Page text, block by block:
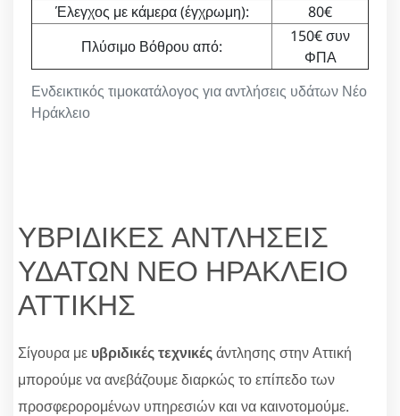
Ενδεικτικός τιμοκατάλογος για αντλήσεις υδάτων Νέο
Ηράκλειο
Έλεγχος με κάμερα (έγχρωμη):
80€
Πλύσιμο Βόθρου από:
150€ συν
ΦΠΑ
ΥΒΡΙΔΙΚΕΣ ΑΝΤΛΗΣΕΙΣ
ΥΔΑΤΩΝ ΝΕΟ ΗΡΑΚΛΕΙΟ
ΑΤΤΙΚΗΣ
Σίγουρα με υβριδικές τεχνικέςάντλησης στην Αττική
μπορούμε να ανεβάζουμε διαρκώς το επίπεδο των
προσφερορομένων υπηρεσιών και να καινοτομούμε.